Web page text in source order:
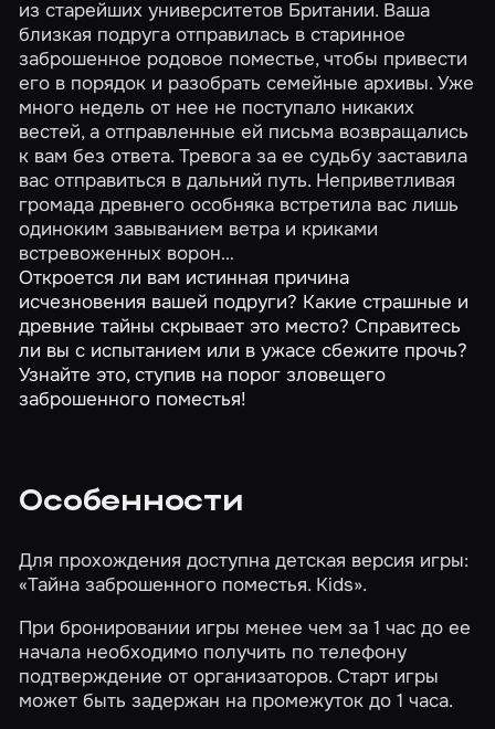
из старейших университетов Британии. Ваша
близкая подруга отправилась в старинное
заброшенное родовое поместье, чтобы привести
его в порядок и разобрать семейные архивы. Уже
много недель от нее не поступало никаких
вестей, а отправленные ей письма возвращались
к вам без ответа. Тревога за ее судьбу заставила
вас отправиться в дальний путь. Неприветливая
громада древнего особняка встретила вас лишь
одиноким завыванием ветра и криками
встревоженных ворон…
Откроется ли вам истинная причина
исчезновения вашей подруги? Какие страшные и
древние тайны скрывает это место? Справитесь
ли вы с испытанием или в ужасе сбежите прочь?
Узнайте это, ступив на порог зловещего
заброшенного поместья!
Особенности
Для прохождения доступна детская версия игры:
«Тайна заброшенного поместья. Kids».
При бронировании игры менее чем за 1 час до ее
начала необходимо получить по телефону
подтверждение от организаторов. Старт игры
может быть задержан на промежуток до 1 часа.